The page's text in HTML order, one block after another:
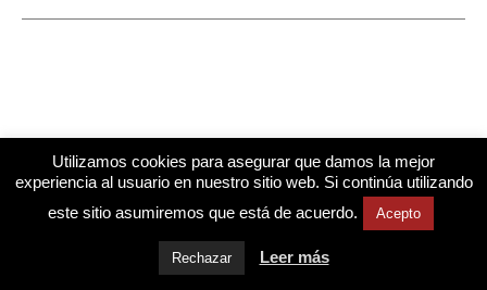
Cuestiona Todo Todos los derechos reservados © 2026
Diseño web
Utilizamos cookies para asegurar que damos la mejor
experiencia al usuario en nuestro sitio web. Si continúa utilizando
este sitio asumiremos que está de acuerdo.
Acepto
Rechazar Leer más